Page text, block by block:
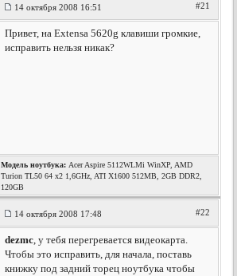
14 октября 2008 16:51 #21
Привет, на Extensa 5620g клавиши громкие,
исправить нельзя никак?
Модель ноутбука: Acer Aspire 5112WLMi WinXP, AMD
Turion TL50 64 x2 1,6GHz, ATI X1600 512MB, 2GB DDR2,
120GB
14 октября 2008 17:48 #22
dezmc, у тебя перегревается видеокарта.
Чтобы это исправить, для начала, поставь
книжку под задний торец ноутбука чтобы